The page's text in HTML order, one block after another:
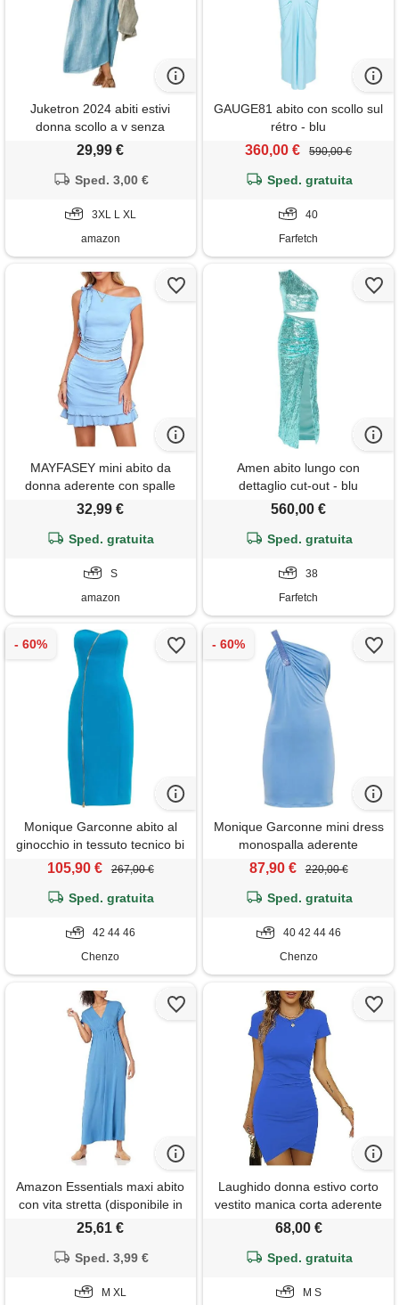
Juketron 2024 abiti estivi
donna scollo a v senza
maniche canotta abito lungo
lino di cotone abito estivo
29,99 €
Sped. 3,00 €
3XL L XL
amazon
GAUGE81 abito con scollo sul
rétro - blu
360,00 € 590,00 €
Sped. gratuita
40
Farfetch
MAYFASEY mini abito da
donna aderente con spalle
scoperte estivo a due pezzi
minigonne senza maniche
32,99 €
Sped. gratuita
S
amazon
Amen abito lungo con
dettaglio cut-out - blu
560,00 €
Sped. gratuita
38
Farfetch
Monique Garconne abito al
ginocchio in tessuto tecnico bi
elastico
105,90 € 267,00 €
Sped. gratuita
42 44 46
Chenzo
Monique Garconne mini dress
monospalla aderente
87,90 € 220,00 €
Sped. gratuita
40 42 44 46
Chenzo
Amazon Essentials maxi abito
con vita stretta (disponibile in
taglie forti) donna, blu, m
25,61 €
Sped. 3,99 €
M XL
Laughido donna estivo corto
vestito manica corta aderente
casual girocollo abito (blu,
68,00 €
Sped. gratuita
M S